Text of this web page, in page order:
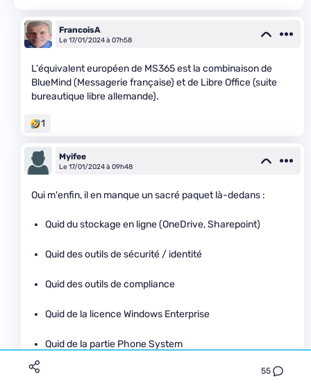
55
FrancoisA
Le 17/01/2024 à 07h58
L'équivalent européen de MS365 est la combinaison de
BlueMind (Messagerie française) et de Libre Office (suite
bureautique libre allemande).
1
Myifee
Le 17/01/2024 à 09h48
Oui m'enfin, il en manque un sacré paquet là-dedans :
Quid du stockage en ligne (OneDrive, Sharepoint)
Quid des outils de sécurité / identité
Quid des outils de compliance
Quid de la licence Windows Enterprise
Quid de la partie Phone System